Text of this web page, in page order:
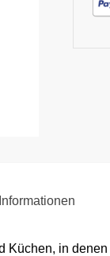
Küchen, in